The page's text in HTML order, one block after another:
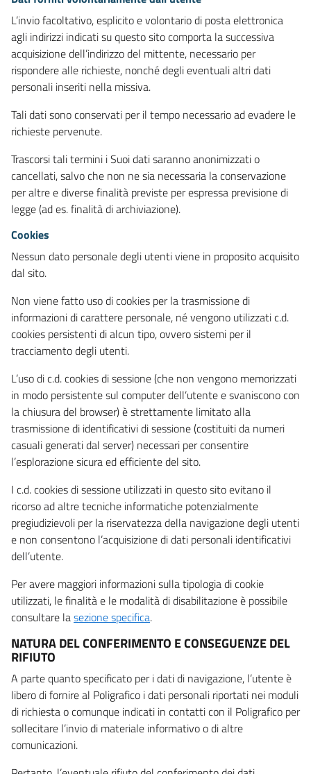
L’invio facoltativo, esplicito e volontario di posta elettronica
agli indirizzi indicati su questo sito comporta la successiva
acquisizione dell’indirizzo del mittente, necessario per
rispondere alle richieste, nonché degli eventuali altri dati
personali inseriti nella missiva.
Tali dati sono conservati per il tempo necessario ad evadere le
richieste pervenute.
Trascorsi tali termini i Suoi dati saranno anonimizzati o
cancellati, salvo che non ne sia necessaria la conservazione
per altre e diverse finalità previste per espressa previsione di
legge (ad es. finalità di archiviazione).
Cookies
Nessun dato personale degli utenti viene in proposito acquisito
dal sito.
Non viene fatto uso di cookies per la trasmissione di
informazioni di carattere personale, né vengono utilizzati c.d.
cookies persistenti di alcun tipo, ovvero sistemi per il
tracciamento degli utenti.
L’uso di c.d. cookies di sessione (che non vengono memorizzati
in modo persistente sul computer dell’utente e svaniscono con
la chiusura del browser) è strettamente limitato alla
trasmissione di identificativi di sessione (costituiti da numeri
casuali generati dal server) necessari per consentire
l’esplorazione sicura ed efficiente del sito.
I c.d. cookies di sessione utilizzati in questo sito evitano il
ricorso ad altre tecniche informatiche potenzialmente
pregiudizievoli per la riservatezza della navigazione degli utenti
e non consentono l’acquisizione di dati personali identificativi
dell’utente.
Per avere maggiori informazioni sulla tipologia di cookie
utilizzati, le finalità e le modalità di disabilitazione è possibile
consultare lasezione specifica.
NATURA DEL CONFERIMENTO E CONSEGUENZE DEL
RIFIUTO
A parte quanto specificato per i dati di navigazione, l’utente è
libero di fornire al Poligrafico i dati personali riportati nei moduli
di richiesta o comunque indicati in contatti con il Poligrafico per
sollecitare l’invio di materiale informativo o di altre
comunicazioni.